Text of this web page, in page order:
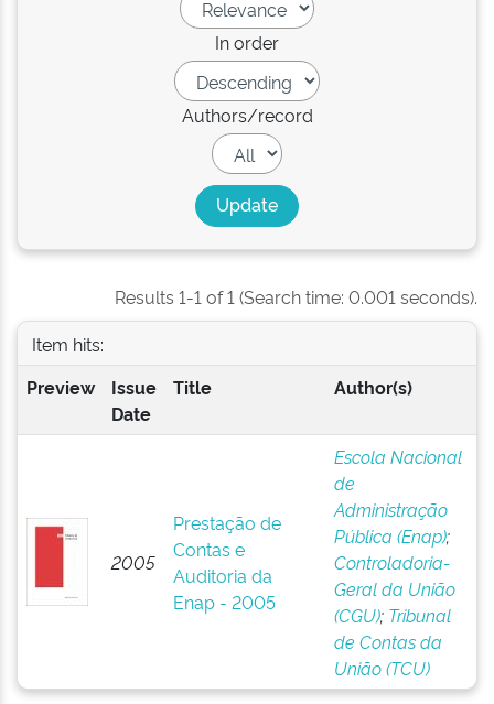
In order
Authors/record
Results 1-1 of 1 (Search time: 0.001 seconds).
Item hits:
Preview
Issue
Date
Title Author(s)
2005
Prestação de
Contas e
Auditoria da
Enap - 2005
Escola Nacional
de
Administração
Pública (Enap);
Controladoria-
Geral da União
(CGU); Tribunal
de Contas da
União (TCU)